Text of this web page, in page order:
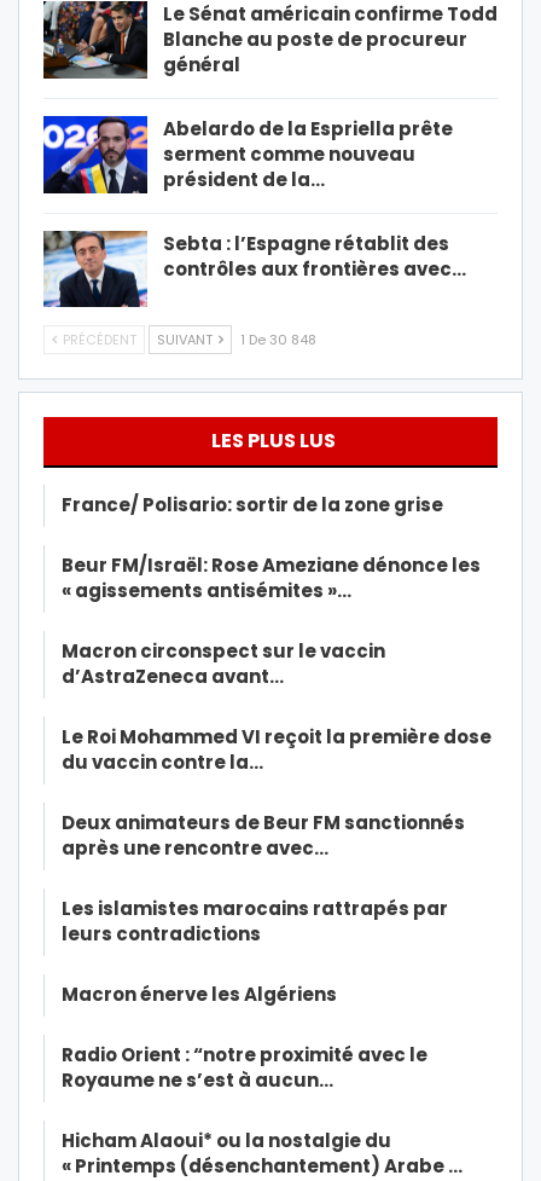
Le Sénat américain confirme Todd
Blanche au poste de procureur
général
Abelardo de la Espriella prête
serment comme nouveau
président de la…
Sebta : l’Espagne rétablit des
contrôles aux frontières avec…
PRÉCÉDENT SUIVANT 1 De 30 848
LES PLUS LUS
France/ Polisario: sortir de la zone grise
Beur FM/Israël: Rose Ameziane dénonce les
« agissements antisémites »…
Macron circonspect sur le vaccin
d’AstraZeneca avant…
Le Roi Mohammed VI reçoit la première dose
du vaccin contre la…
Deux animateurs de Beur FM sanctionnés
après une rencontre avec…
Les islamistes marocains rattrapés par
leurs contradictions
Macron énerve les Algériens
Radio Orient : “notre proximité avec le
Royaume ne s’est à aucun…
Hicham Alaoui* ou la nostalgie du
« Printemps (désenchantement) Arabe …